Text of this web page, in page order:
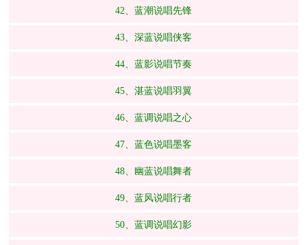
42、蓝潮说唱先锋
43、深蓝说唱侠客
44、蓝影说唱节奏
45、湛蓝说唱羽翼
46、蓝调说唱之心
47、蓝色说唱墨客
48、幽蓝说唱舞者
49、蓝风说唱行者
50、蓝调说唱幻影